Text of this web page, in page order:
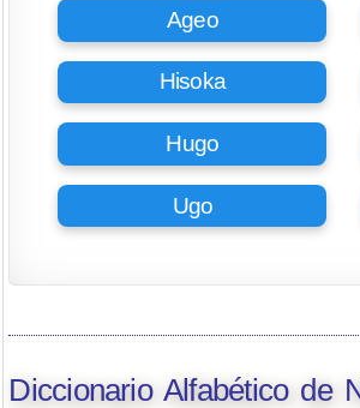
Ageo
Hisoka
Hugo
Ugo
Diccionario Alfabético de